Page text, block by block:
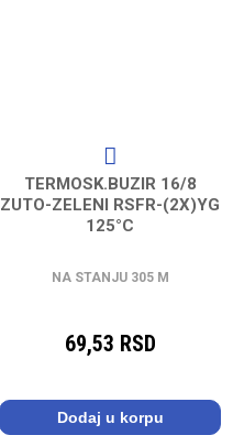
TERMOSK.BUZIR 16/8
ZUTO-ZELENI RSFR-(2X)YG
125°C
NA STANJU 305 M
69,53 RSD
Dodaj u korpu